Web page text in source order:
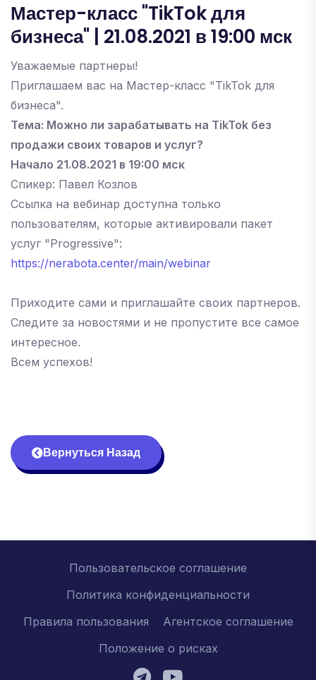
Мастер-класс "TikTok для
бизнеса" | 21.08.2021 в 19:00 мск
Уважаемые партнеры!
Приглашаем вас на Мастер-класс "TikTok для
бизнеса".
Тема: Можно ли зарабатывать на TikTok без
продажи своих товаров и услуг?
Начало 21.08.2021 в 19:00 мск
Спикер: Павел Козлов
Ссылка на вебинар доступна только
пользователям, которые активировали пакет
услуг "Progressive":
https://nerabota.center/main/webinar
Приходите сами и приглашайте своих партнеров.
Следите за новостями и не пропустите все самое
интересное.
Всем успехов!
Вернуться Назад
Пользовательское соглашение
Политика конфиденциальности
Правила пользования
Агентское соглашение
Положение о рисках